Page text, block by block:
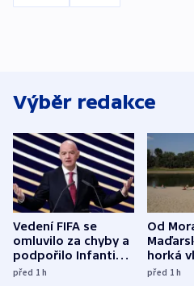
Výběr redakce
Vedení FIFA se
omluvilo za chyby a
podpořilo Infantina.
UEFA trvá na
před 1h
Od
horká
do dějin
před 1h